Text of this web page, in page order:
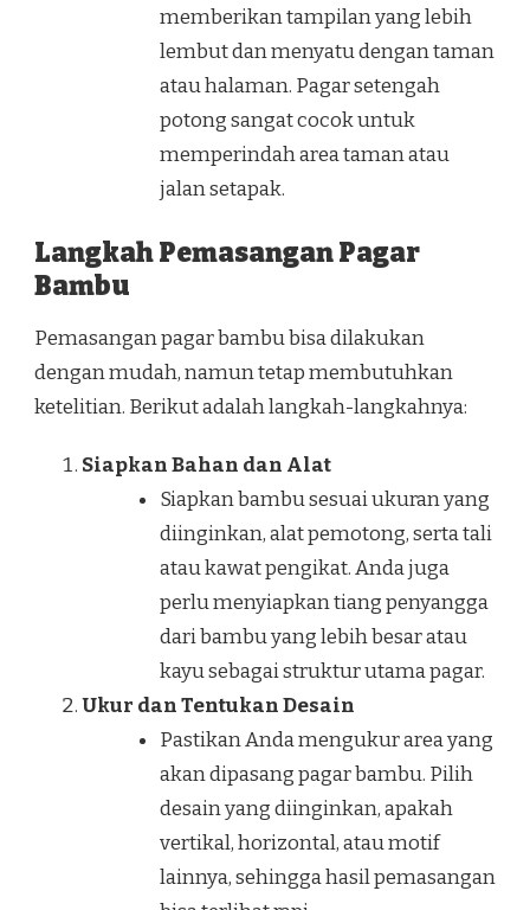
memberikan tampilan yang lebih
lembut dan menyatu dengan taman
atau halaman. Pagar setengah
potong sangat cocok untuk
memperindah area taman atau
jalan setapak.
Langkah Pemasangan Pagar
Bambu
Pemasangan pagar bambu bisa dilakukan
dengan mudah, namun tetap membutuhkan
ketelitian. Berikut adalah langkah-langkahnya:
Siapkan Bahan dan Alat
Siapkan bambu sesuai ukuran yang
diinginkan, alat pemotong, serta tali
atau kawat pengikat. Anda juga
perlu menyiapkan tiang penyangga
dari bambu yang lebih besar atau
kayu sebagai struktur utama pagar.
Ukur dan Tentukan Desain
Pastikan Anda mengukur area yang
akan dipasang pagar bambu. Pilih
desain yang diinginkan, apakah
vertikal, horizontal, atau motif
lainnya, sehingga hasil pemasangan